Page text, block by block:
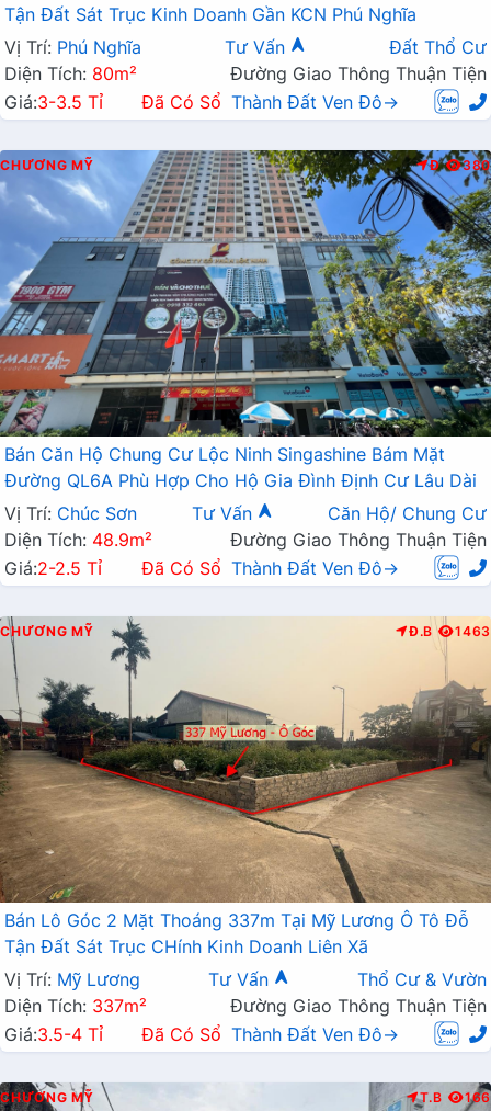
Tận Đất Sát Trục Kinh Doanh Gần KCN Phú Nghĩa
Vị Trí: Phú Nghĩa Tư Vấn
Đất Thổ Cư
Diện Tích: 80m²
Đường Giao Thông Thuận Tiện
Giá:3-3.5 Tỉ Đã Có Sổ Thành Đất Ven Đô→
CHƯƠNG MỸ Đ 380
Bán Căn Hộ Chung Cư Lộc Ninh Singashine Bám Mặt
Đường QL6A Phù Hợp Cho Hộ Gia Đình Định Cư Lâu Dài
Vị Trí: Chúc Sơn Tư Vấn
Căn Hộ/ Chung Cư
Diện Tích: 48.9m²
Đường Giao Thông Thuận Tiện
Giá:2-2.5 Tỉ Đã Có Sổ Thành Đất Ven Đô→
CHƯƠNG MỸ Đ.B 1463
Bán Lô Góc 2 Mặt Thoáng 337m Tại Mỹ Lương Ô Tô Đỗ
Tận Đất Sát Trục CHính Kinh Doanh Liên Xã
Vị Trí: Mỹ Lương Tư Vấn
Thổ Cư & Vườn
Diện Tích: 337m²
Đường Giao Thông Thuận Tiện
Giá:3.5-4 Tỉ Đã Có Sổ Thành Đất Ven Đô→
CHƯƠNG MỸ T.B 166